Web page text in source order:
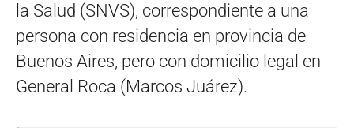
la Salud (SNVS), correspondiente a una
persona con residencia en provincia de
Buenos Aires, pero con domicilio legal en
General Roca (Marcos Juárez).